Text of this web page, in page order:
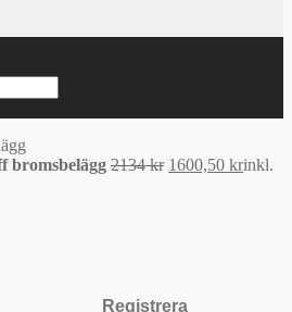
bromsbelägg 2134kr Det
1600,50 krDet
inkl.
Registrera